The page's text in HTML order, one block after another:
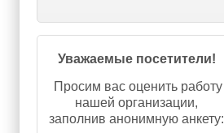
Уважаемые посетители!
Просим вас оценить работу
нашей организации,
заполнив анонимную анкету: